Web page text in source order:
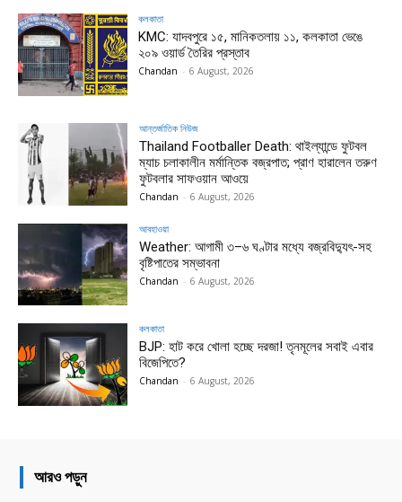
কলকাতা
KMC: যাদবপুরে ১৫, মানিকতলায় ১১, কলকাতা ভেঙে
২০৯ ওয়ার্ড তৈরির প্রস্তাব
Chandan - 6 August, 2026
আন্তর্জাতিক নিউজ
Thailand Footballer Death: থাইল্যান্ডে ফুটবল
ম্যাচ চলাকালীন মর্মান্তিক বজ্রপাত; প্রাণ হারালেন তরুণ
ফুটবলার সাফওয়ান আওয়ে
Chandan - 6 August, 2026
আবহাওয়া
Weather: আগামী ৩–৬ ঘণ্টার মধ্যে বজ্রবিদ্যুৎ-সহ
বৃষ্টিপাতের সম্ভাবনা
Chandan - 6 August, 2026
কলকাতা
BJP: হাট করে খোলা হচ্ছে দরজা! তৃনমূলের সবাই এবার
বিজেপিতে?
Chandan - 6 August, 2026
আরও পড়ুন